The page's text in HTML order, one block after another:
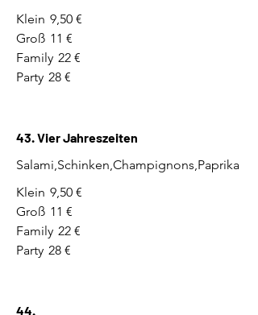
Klein 9,50 €
Groß 11 €
Family 22 €
Party 28 €
43. Vier Jahreszeiten
Salami,Schinken,Champignons,Paprika
Klein 9,50 €
Groß 11 €
Family 22 €
Party 28 €
44.